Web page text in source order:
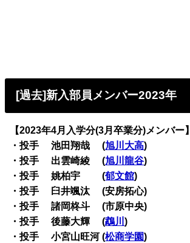
[過去]新入部員メンバー2023年
【2023年4月入学分(3月卒業分)メンバー】
・投手 池田翔哉 (旭川大高)
・投手 出雲崎綾 (旭川龍谷)
・投手 姚柏宇 (郁文館)
・投手 臼井颯汰 (安房拓心)
・投手 諸岡柊斗 (市原中央)
・投手 後藤大輝 (鵡川)
・投手 小宮山旺河 (松商学園)